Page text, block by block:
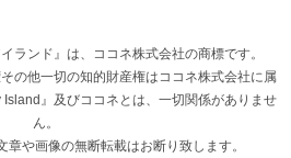
ランド』は、ココネ株式会社の商標です。
の他一切の知的財産権はココネ株式会社に属
』及びココネとは、一切関係がありませ
ん。
や画像の無断転載はお断り致します。